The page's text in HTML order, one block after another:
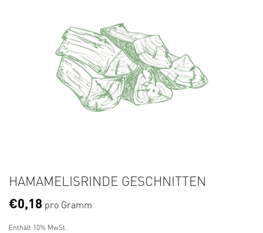
HAMAMELISRINDE GESCHNITTEN
€0,18 pro Gramm
Enthält 10% MwSt.